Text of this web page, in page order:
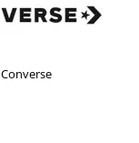
Converse